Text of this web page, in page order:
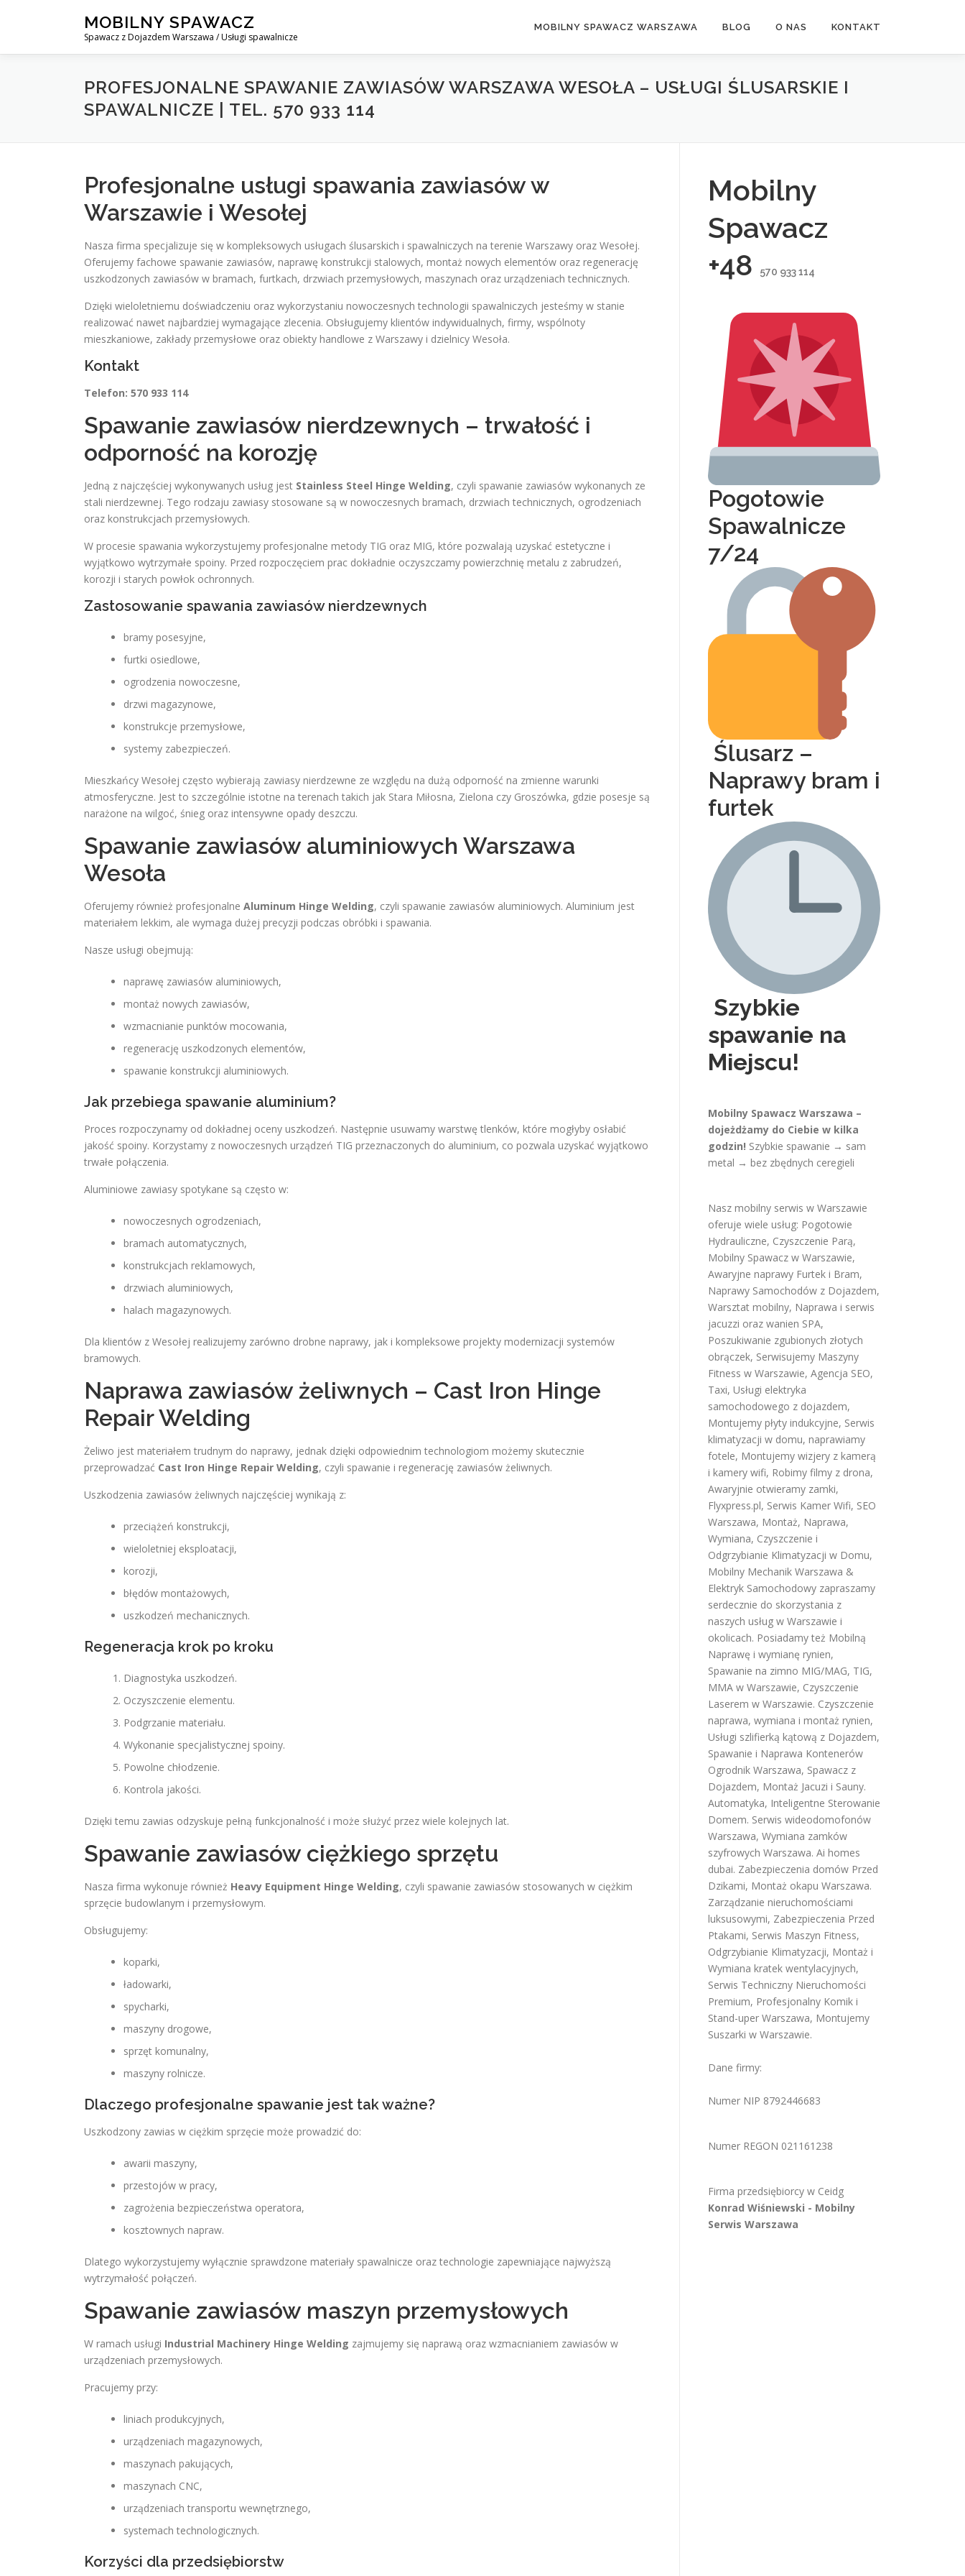
MOBILNY SPAWACZ
Spawacz z Dojazdem Warszawa / Usługi spawalnicze
MOBILNY SPAWACZ WARSZAWA BLOG O NAS KONTAKT
PROFESJONALNE SPAWANIE ZAWIASÓW WARSZAWA WESOŁA – USŁUGI ŚLUSARSKIE I
SPAWALNICZE | TEL. 570 933 114
Profesjonalne usługi spawania zawiasów w
Warszawie i Wesołej
Nasza firma specjalizuje się w kompleksowych usługach ślusarskich i spawalniczych na terenie Warszawy oraz Wesołej.
Oferujemy fachowe spawanie zawiasów, naprawę konstrukcji stalowych, montaż nowych elementów oraz regenerację
uszkodzonych zawiasów w bramach, furtkach, drzwiach przemysłowych, maszynach oraz urządzeniach technicznych.
Dzięki wieloletniemu doświadczeniu oraz wykorzystaniu nowoczesnych technologii spawalniczych jesteśmy w stanie
realizować nawet najbardziej wymagające zlecenia. Obsługujemy klientów indywidualnych, firmy, wspólnoty
mieszkaniowe, zakłady przemysłowe oraz obiekty handlowe z Warszawy i dzielnicy Wesoła.
Kontakt
Telefon: 570 933 114
Spawanie zawiasów nierdzewnych – trwałość i
odporność na korozję
Jedną z najczęściej wykonywanych usług jest Stainless Steel Hinge Welding, czyli spawanie zawiasów wykonanych ze
stali nierdzewnej. Tego rodzaju zawiasy stosowane są w nowoczesnych bramach, drzwiach technicznych, ogrodzeniach
oraz konstrukcjach przemysłowych.
W procesie spawania wykorzystujemy profesjonalne metody TIG oraz MIG, które pozwalają uzyskać estetyczne i
wyjątkowo wytrzymałe spoiny. Przed rozpoczęciem prac dokładnie oczyszczamy powierzchnię metalu z zabrudzeń,
korozji i starych powłok ochronnych.
Zastosowanie spawania zawiasów nierdzewnych
bramy posesyjne,
furtki osiedlowe,
ogrodzenia nowoczesne,
drzwi magazynowe,
konstrukcje przemysłowe,
systemy zabezpieczeń.
Mieszkańcy Wesołej często wybierają zawiasy nierdzewne ze względu na dużą odporność na zmienne warunki
atmosferyczne. Jest to szczególnie istotne na terenach takich jak Stara Miłosna, Zielona czy Groszówka, gdzie posesje są
narażone na wilgoć, śnieg oraz intensywne opady deszczu.
Spawanie zawiasów aluminiowych Warszawa
Wesoła
Oferujemy również profesjonalne Aluminum Hinge Welding, czyli spawanie zawiasów aluminiowych. Aluminium jest
materiałem lekkim, ale wymaga dużej precyzji podczas obróbki i spawania.
Nasze usługi obejmują:
naprawę zawiasów aluminiowych,
montaż nowych zawiasów,
wzmacnianie punktów mocowania,
regenerację uszkodzonych elementów,
spawanie konstrukcji aluminiowych.
Jak przebiega spawanie aluminium?
Proces rozpoczynamy od dokładnej oceny uszkodzeń. Następnie usuwamy warstwę tlenków, które mogłyby osłabić
jakość spoiny. Korzystamy z nowoczesnych urządzeń TIG przeznaczonych do aluminium, co pozwala uzyskać wyjątkowo
trwałe połączenia.
Aluminiowe zawiasy spotykane są często w:
nowoczesnych ogrodzeniach,
bramach automatycznych,
konstrukcjach reklamowych,
drzwiach aluminiowych,
halach magazynowych.
Dla klientów z Wesołej realizujemy zarówno drobne naprawy, jak i kompleksowe projekty modernizacji systemów
bramowych.
Naprawa zawiasów żeliwnych – Cast Iron Hinge
Repair Welding
Żeliwo jest materiałem trudnym do naprawy, jednak dzięki odpowiednim technologiom możemy skutecznie
przeprowadzać Cast Iron Hinge Repair Welding, czyli spawanie i regenerację zawiasów żeliwnych.
Uszkodzenia zawiasów żeliwnych najczęściej wynikają z:
przeciążeń konstrukcji,
wieloletniej eksploatacji,
korozji,
błędów montażowych,
uszkodzeń mechanicznych.
Regeneracja krok po kroku
Diagnostyka uszkodzeń.
Oczyszczenie elementu.
Podgrzanie materiału.
Wykonanie specjalistycznej spoiny.
Powolne chłodzenie.
Kontrola jakości.
Dzięki temu zawias odzyskuje pełną funkcjonalność i może służyć przez wiele kolejnych lat.
Spawanie zawiasów ciężkiego sprzętu
Nasza firma wykonuje również Heavy Equipment Hinge Welding, czyli spawanie zawiasów stosowanych w ciężkim
sprzęcie budowlanym i przemysłowym.
Obsługujemy:
koparki,
ładowarki,
spycharki,
maszyny drogowe,
sprzęt komunalny,
maszyny rolnicze.
Dlaczego profesjonalne spawanie jest tak ważne?
Uszkodzony zawias w ciężkim sprzęcie może prowadzić do:
awarii maszyny,
przestojów w pracy,
zagrożenia bezpieczeństwa operatora,
kosztownych napraw.
Dlatego wykorzystujemy wyłącznie sprawdzone materiały spawalnicze oraz technologie zapewniające najwyższą
wytrzymałość połączeń.
Spawanie zawiasów maszyn przemysłowych
W ramach usługi Industrial Machinery Hinge Welding zajmujemy się naprawą oraz wzmacnianiem zawiasów w
urządzeniach przemysłowych.
Pracujemy przy:
liniach produkcyjnych,
urządzeniach magazynowych,
maszynach pakujących,
maszynach CNC,
urządzeniach transportu wewnętrznego,
systemach technologicznych.
Korzyści dla przedsiębiorstw
Mobilny
Spawacz
+48
570 933 114
Pogotowie
Spawalnicze
7/24
Ślusarz –
Naprawy bram i
furtek
Szybkie
spawanie na
Miejscu!
Mobilny Spawacz Warszawa –
dojeżdżamy do Ciebie w kilka
godzin! Szybkie spawanie → sam
metal → bez zbędnych ceregieli
Nasz mobilny serwis w Warszawie
oferuje wiele usług: Pogotowie
Hydrauliczne, Czyszczenie Parą,
Mobilny Spawacz w Warszawie,
Awaryjne naprawy Furtek i Bram,
Naprawy Samochodów z Dojazdem,
Warsztat mobilny, Naprawa i serwis
jacuzzi oraz wanien SPA,
Poszukiwanie zgubionych złotych
obrączek, Serwisujemy Maszyny
Fitness w Warszawie, Agencja SEO,
Taxi, Usługi elektryka
samochodowego z dojazdem,
Montujemy płyty indukcyjne, Serwis
klimatyzacji w domu, naprawiamy
fotele, Montujemy wizjery z kamerą
i kamery wifi, Robimy filmy z drona,
Awaryjnie otwieramy zamki,
Flyxpress.pl, Serwis Kamer Wifi, SEO
Warszawa, Montaż, Naprawa,
Wymiana, Czyszczenie i
Odgrzybianie Klimatyzacji w Domu,
Mobilny Mechanik Warszawa &
Elektryk Samochodowy zapraszamy
serdecznie do skorzystania z
naszych usług w Warszawie i
okolicach. Posiadamy też Mobilną
Naprawę i wymianę rynien,
Spawanie na zimno MIG/MAG, TIG,
MMA w Warszawie, Czyszczenie
Laserem w Warszawie. Czyszczenie
naprawa, wymiana i montaż rynien,
Usługi szlifierką kątową z Dojazdem,
Spawanie i Naprawa Kontenerów
Ogrodnik Warszawa, Spawacz z
Dojazdem, Montaż Jacuzi i Sauny.
Automatyka, Inteligentne Sterowanie
Domem. Serwis wideodomofonów
Warszawa, Wymiana zamków
szyfrowych Warszawa. Ai homes
dubai. Zabezpieczenia domów Przed
Dzikami, Montaż okapu Warszawa.
Zarządzanie nieruchomościami
luksusowymi, Zabezpieczenia Przed
Ptakami, Serwis Maszyn Fitness,
Odgrzybianie Klimatyzacji, Montaż i
Wymiana kratek wentylacyjnych,
Serwis Techniczny Nieruchomości
Premium, Profesjonalny Komik i
Stand-uper Warszawa, Montujemy
Suszarki w Warszawie.
Dane firmy:
Numer NIP 8792446683
Numer REGON 021161238
Firma przedsiębiorcy w Ceidg
Konrad Wiśniewski - Mobilny
Serwis Warszawa